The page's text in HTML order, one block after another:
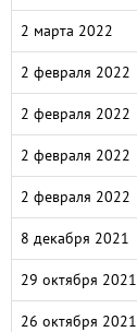
2 марта 2022
2 февраля 2022
2 февраля 2022
2 февраля 2022
2 февраля 2022
8 декабря 2021
29 октября 2021
26 октября 2021